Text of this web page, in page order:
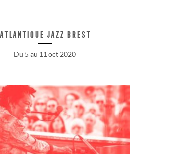
Atlantique Jazz Brest
Du 5 au 11 oct 2020